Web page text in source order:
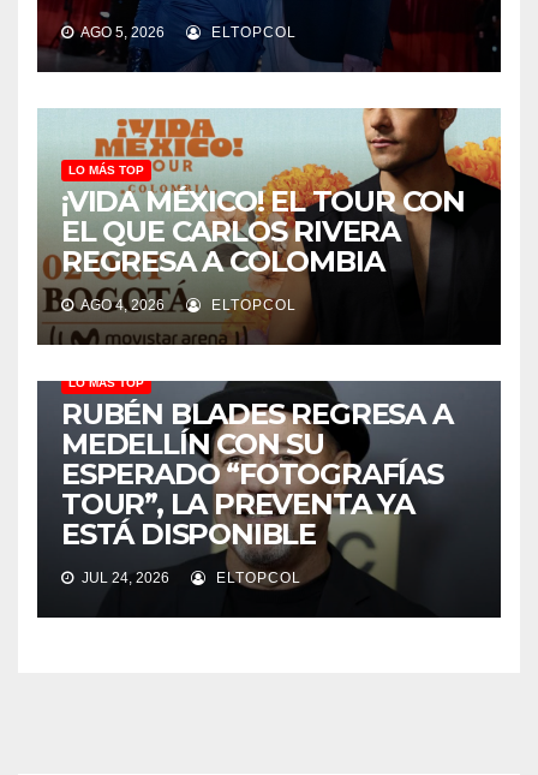
AGO 5, 2026 ELTOPCOL
LO MÁS TOP
¡VIDA MÉXICO! EL TOUR CON
EL QUE CARLOS RIVERA
REGRESA A COLOMBIA
AGO 4, 2026 ELTOPCOL
LO MÁS TOP
RUBÉN BLADES REGRESA A
MEDELLÍN CON SU
ESPERADO “FOTOGRAFÍAS
TOUR”, LA PREVENTA YA
ESTÁ DISPONIBLE
JUL 24, 2026 ELTOPCOL